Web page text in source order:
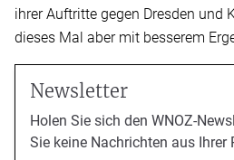
ihrer Auftritte gegen Dresden und
dieses Mal aber mit besserem
Newsletter
Holen Sie sich den WNOZ-
Sie keine Nachrichten aus Ihrer